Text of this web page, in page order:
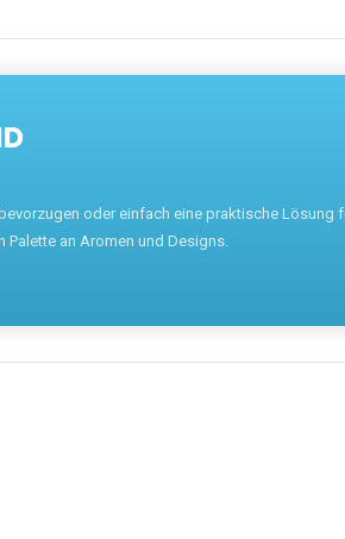
oder einfach eine praktische Lösung
an Aromen und Designs.